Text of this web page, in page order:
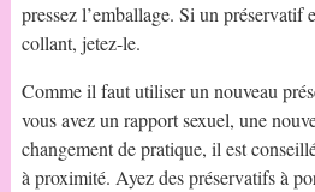
pressez l’emballage. Si un préservatif
collant, jetez-le.
Comme il faut utiliser un nouveau
vous avez un rapport sexuel, une
changement de pratique, il est
à proximité. Ayez des préservatifs à